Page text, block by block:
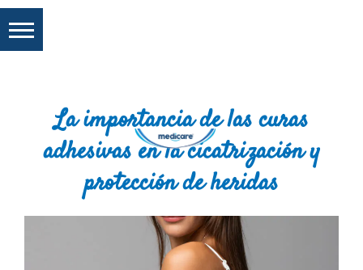
La importancia de las curas
adhesivas en la cicatrización y
protección de heridas